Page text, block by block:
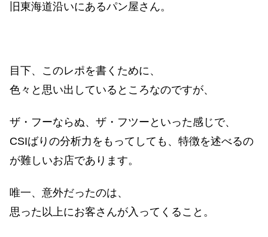
旧東海道沿いにあるパン屋さん。
目下、このレポを書くために、
色々と思い出しているところなのですが、
ザ・フーならぬ、ザ・フツーといった感じで、
CSIばりの分析力をもってしても、特徴を述べるの
が難しいお店であります。
唯一、意外だったのは、
思った以上にお客さんが入ってくること。